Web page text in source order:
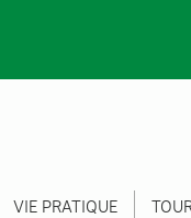
VIE PRATIQUE